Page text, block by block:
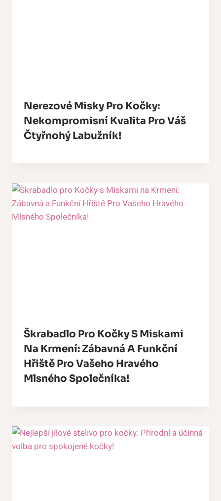
Nerezové Misky Pro Kočky:
Nekompromisní Kvalita Pro Váš
Čtyřnohý Labužník!
Škrabadlo Pro Kočky S Miskami
Na Krmení: Zábavná A Funkční
Hřiště Pro Vašeho Hravého
Mlsného Společníka!